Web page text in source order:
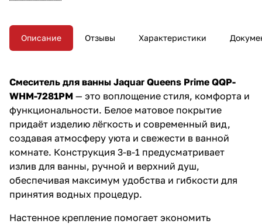
для вашей ванной комнаты.
возможность подключения
ручного и верхнего душа, а
также настенное крепление.
сегодня!
Описание Отзывы Характеристики
Смеситель для ванны Jaquar Queens Prime QQP-
WHM-7281PM — это воплощение стиля, комфорта и
функциональности. Белое матовое покрытие
придаёт изделию лёгкость и современный вид,
создавая атмосферу уюта и свежести в ванной
комнате. Конструкция 3-в-1 предусматривает
излив для ванны, ручной и верхний душ,
обеспечивая максимум удобства и гибкости для
принятия водных процедур.
Настенное крепление помогает экономить